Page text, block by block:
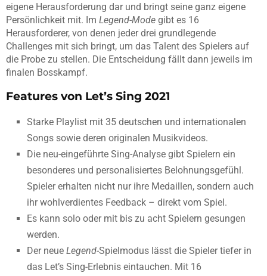
eigene Herausforderung dar und bringt seine ganz eigene
Persönlichkeit mit. Im Legend-Mode gibt es 16
Herausforderer, von denen jeder drei grundlegende
Challenges mit sich bringt, um das Talent des Spielers auf
die Probe zu stellen. Die Entscheidung fällt dann jeweils im
finalen Bosskampf.
Features von Let’s Sing 2021
Starke Playlist mit 35 deutschen und internationalen
Songs sowie deren originalen Musikvideos.
Die neu-eingeführte Sing-Analyse gibt Spielern ein
besonderes und personalisiertes Belohnungsgefühl.
Spieler erhalten nicht nur ihre Medaillen, sondern auch
ihr wohlverdientes Feedback – direkt vom Spiel.
Es kann solo oder mit bis zu acht Spielern gesungen
werden.
Der neue Legend-Spielmodus lässt die Spieler tiefer in
das Let’s Sing-Erlebnis eintauchen. Mit 16